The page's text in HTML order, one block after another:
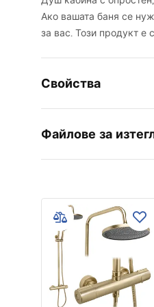
Ако вашата баня се
за вас. Този продукт е
Свойства
Цвят на смесителя
тип душ-кабина
начин на отваряне
Seria
Монтаж
Височина
Посока на душ -
Файлове за
WARUNKI
KABINY DRZWI